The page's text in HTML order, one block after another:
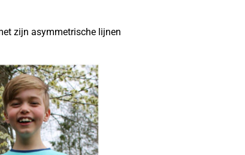
zijn asymmetrische lijnen